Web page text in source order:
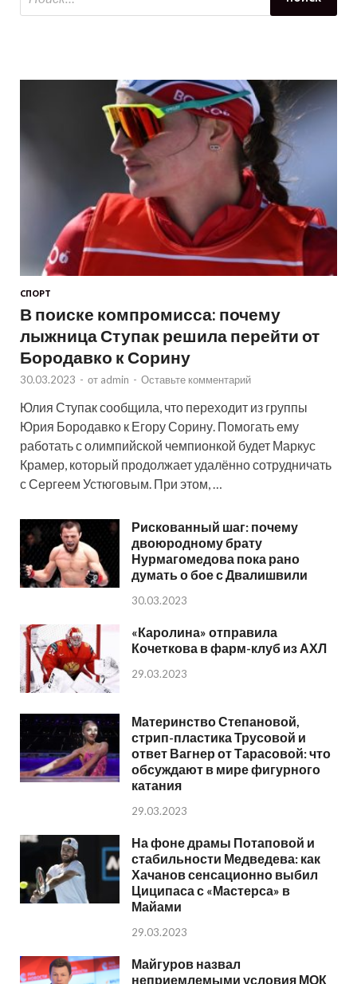
СПОРТ
В поиске компромисса: почему
лыжница Ступак решила перейти от
Бородавко к Сорину
30.03.2023 - от admin - Оставьте комментарий
Юлия Ступак сообщила, что переходит из группы
Юрия Бородавко к Егору Сорину. Помогать ему
работать с олимпийской чемпионкой будет Маркус
Крамер, который продолжает удалённо сотрудничать
с Сергеем Устюговым. При этом, …
Рискованный шаг: почему
двоюродному брату
Нурмагомедова пока рано
думать о бое с Двалишвили
30.03.2023
«Каролина» отправила
Кочеткова в фарм-клуб из АХЛ
29.03.2023
Материнство Степановой,
стрип-пластика Трусовой и
ответ Вагнер от Тарасовой: что
обсуждают в мире фигурного
катания
29.03.2023
На фоне драмы Потаповой и
стабильности Медведева: как
Хачанов сенсационно выбил
Циципаса с «Мастерса» в
Майами
29.03.2023
Майгуров назвал
неприемлемыми условия МОК